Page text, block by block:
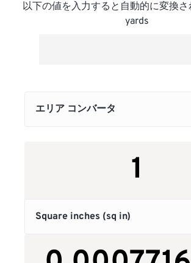
以下の値を入力すると自動的に変換
yards